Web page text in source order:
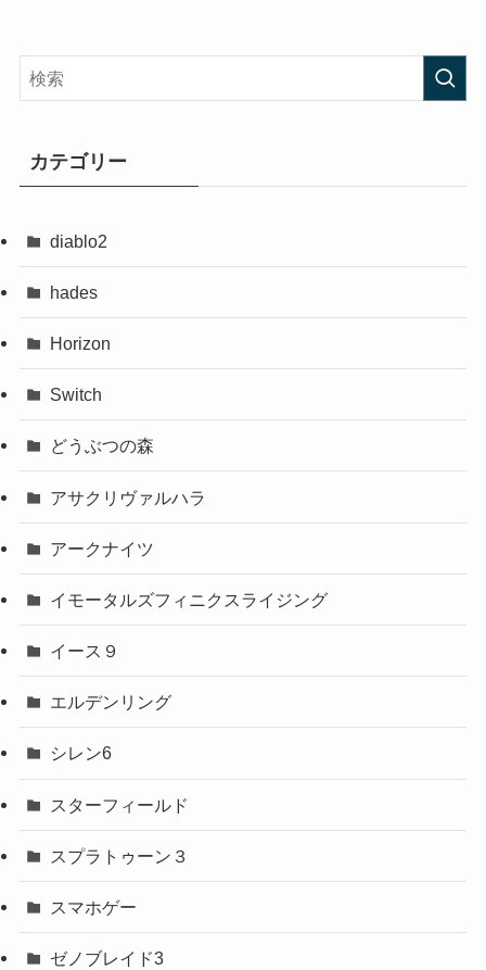
カテゴリー
diablo2
hades
Horizon
Switch
どうぶつの森
アサクリヴァルハラ
アークナイツ
イモータルズフィニクスライジング
イース９
エルデンリング
シレン6
スターフィールド
スプラトゥーン３
スマホゲー
ゼノブレイド3